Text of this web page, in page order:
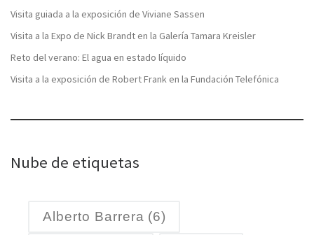
Visita guiada a la exposición de Viviane Sassen
Visita a la Expo de Nick Brandt en la Galería Tamara Kreisler
Reto del verano: El agua en estado líquido
Visita a la exposición de Robert Frank en la Fundación Telefónica
Nube de etiquetas
Alberto Barrera (6)